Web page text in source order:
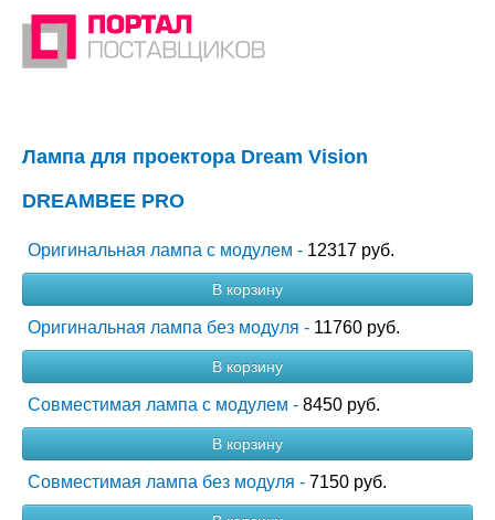
Лампа для проектора Dream Vision
DREAMBEE PRO
Оригинальная лампа с модулем - 12317 руб.
В корзину
Оригинальная лампа без модуля - 11760 руб.
В корзину
Совместимая лампа с модулем - 8450 руб.
В корзину
Совместимая лампа без модуля - 7150 руб.